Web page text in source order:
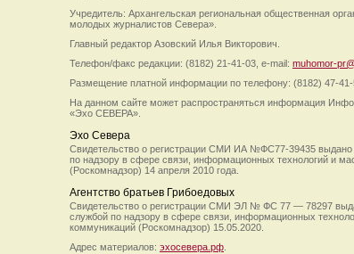
Учредитель: Архангельская региональная общественная
молодых журналистов Севера».
Главный редактор Азовский Илья Викторович.
Телефон/факс редакции: (8182) 21-41-03, e-mail: muhomor-
Размещение платной информации по телефону: (8182) 47-41-
На данном сайте может распространяться информация
«Эхо СЕВЕРА».
Эхо Севера
Свидетельство о регистрации СМИ ИА №ФС77-39435 выдано
по надзору в сфере связи, информационных технологий и
(Роскомнадзор) 14 апреля 2010 года.
Агентство братьев Грибоедовых
Свидетельство о регистрации СМИ ЭЛ № ФС 77 — 78297
службой по надзору в сфере связи, информационных
коммуникаций (Роскомнадзор) 15.05.2020.
Адрес материалов: эхосевера.рф